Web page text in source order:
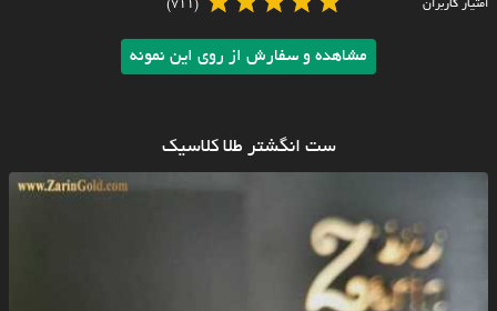
امتیاز کاربران (711)
مشاهده و سفارش از روی این نمونه
ست انگشتر طلا کلاسیک